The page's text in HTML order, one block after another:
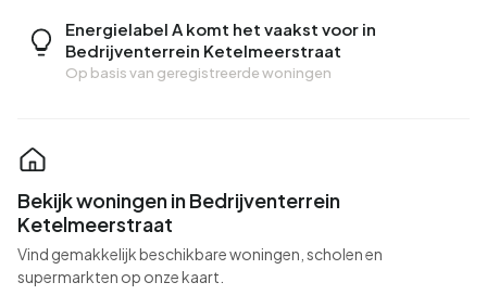
Energielabel A komt het vaakst voor in
Bedrijventerrein Ketelmeerstraat
Op basis van geregistreerde woningen
Bekijk woningen in Bedrijventerrein
Ketelmeerstraat
Vind gemakkelijk beschikbare woningen, scholen en
supermarkten op onze kaart.